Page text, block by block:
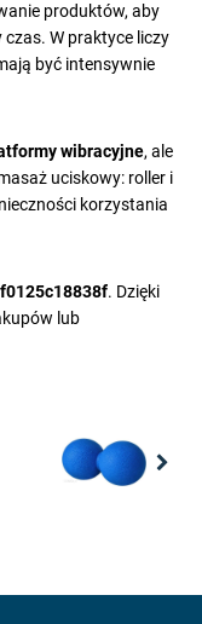
produktów, aby
czas. W praktyce liczy
być intensywnie
wibracyjne, ale
uciskowy: roller i
korzystania
f0125c18838f. Dzięki
lub